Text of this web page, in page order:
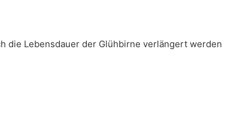
die Lebensdauer der Glühbirne verlängert werden